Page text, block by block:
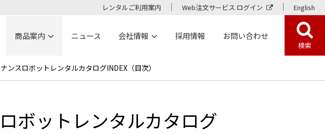
レンタルご利用案内 Web注文サービス ログイン English
商品案内 ニュース 会社情報 採用情報 お問い合わせ
検索
ンスロボットレンタルカタログINDEX（目次）
ボットレンタルカタログ